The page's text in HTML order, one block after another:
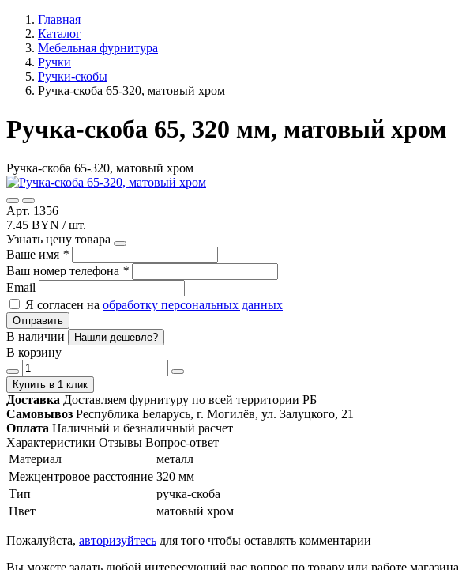
Главная
Каталог
Мебельная фурнитура
Ручки
Ручки-скобы
Ручка-скоба 65-320, матовый хром
Ручка-скоба 65, 320 мм, матовый хром
Ручка-скоба 65-320, матовый хром
Арт. 1356
7.45 BYN / шт.
Узнать цену товара
Ваше имя *
Ваш номер телефона *
Email
Я согласен на обработку персональных данных
Отправить
В наличии Нашли дешевле?
В корзину
Купить в 1 клик
Доставка Доставляем фурнитуру по всей территории РБ
Самовывоз Республика Беларусь, г. Могилёв, ул. Залуцкого, 21
Оплата Наличный и безналичный расчет
Характеристики Отзывы Вопрос-ответ
Материал
металл
Межцентровое расстояние 320 мм
Тип
ручка-скоба
Цвет
матовый хром
Пожалуйста, авторизуйтесь для того чтобы оставлять комментарии
Вы можете задать любой интересующий вас вопрос по товару или работе магазина.